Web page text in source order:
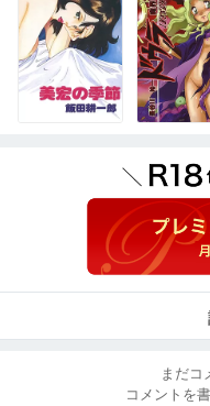
まだコ
コメントを